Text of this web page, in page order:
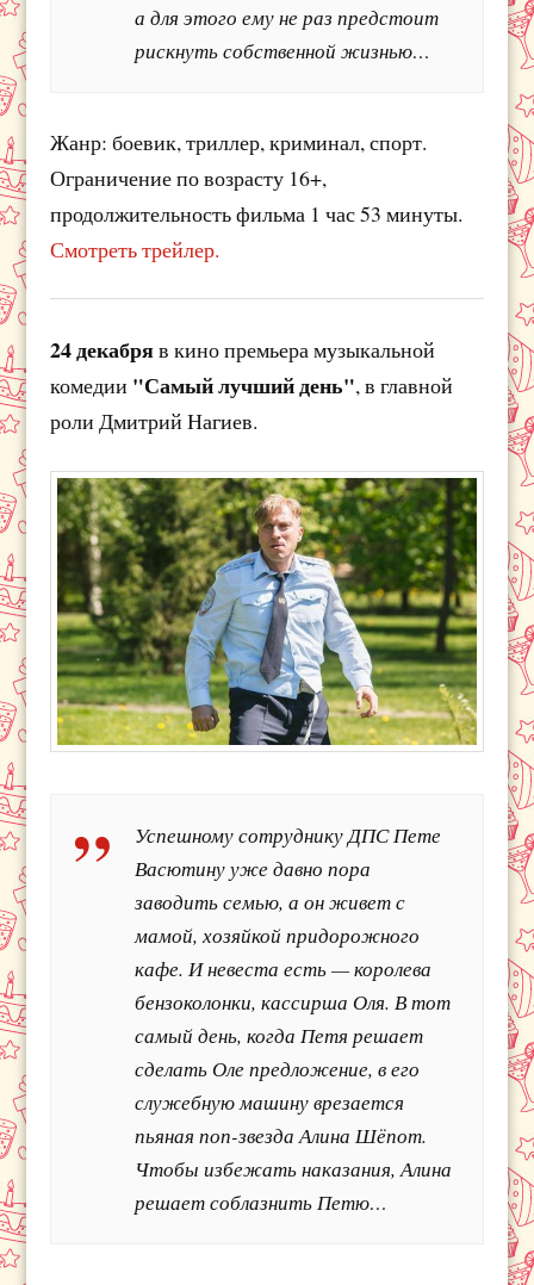
а для этого ему не раз предстоит
рискнуть собственной жизнью…
Жанр: боевик, триллер, криминал, спорт.
Ограничение по возрасту 16+,
продолжительность фильма 1 час 53 минуты.
Смотреть трейлер.
24 декабряв кино премьера музыкальной
комедии "Самый лучший день", в главной
роли Дмитрий Нагиев.
Успешному сотруднику ДПС Пете
Васютину уже давно пора
заводить семью, а он живет с
мамой, хозяйкой придорожного
кафе. И невеста есть — королева
бензоколонки, кассирша Оля. В тот
самый день, когда Петя решает
сделать Оле предложение, в его
служебную машину врезается
пьяная поп-звезда Алина Шёпот.
Чтобы избежать наказания, Алина
решает соблазнить Петю…